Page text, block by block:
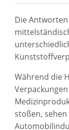
Die
Während die
stoßen,